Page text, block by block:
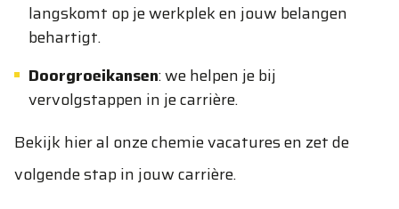
langskomt op je werkplek en jouw belangen
behartigt.
Doorgroeikansen: we helpen je bij
vervolgstappen in je carrière.
Bekijk hier al onze chemie vacatures en zet de
volgende stap in jouw carrière.